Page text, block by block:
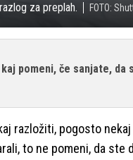
za preplah. FOTO:
kaj pomeni, če sanjate,
razložiti, pogosto
to ne pomeni, da ste